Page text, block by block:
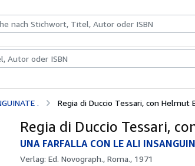
Kunst & Sammlerstücke
. Regia di Duccio Tessari, con Helmut
Regia di Duccio Tessari,
UNA FARFALLA CON LE ALI
Verlag: Ed. Novograph., Roma., 1971